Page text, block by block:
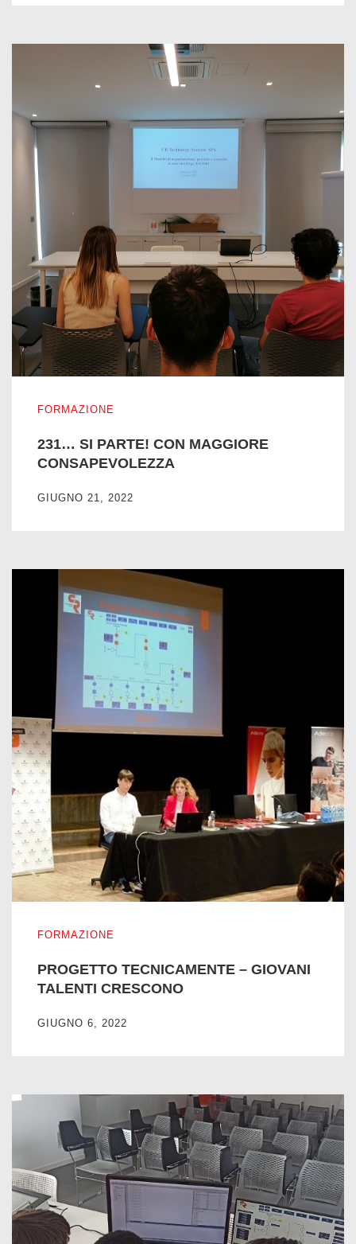
FORMAZIONE
231… SI PARTE! CON MAGGIORE
CONSAPEVOLEZZA
GIUGNO 21, 2022
FORMAZIONE
PROGETTO TECNICAMENTE – GIOVANI
TALENTI CRESCONO
GIUGNO 6, 2022